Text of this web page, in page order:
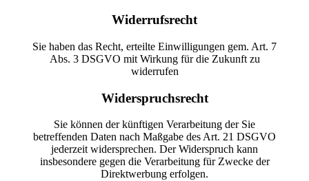
Widerrufsrecht
Sie haben das Recht, erteilte Einwilligungen gem. Art. 7
Abs. 3 DSGVO mit Wirkung für die Zukunft zu
widerrufen
Widerspruchsrecht
Sie können der künftigen Verarbeitung der Sie
betreffenden Daten nach Maßgabe des Art. 21 DSGVO
jederzeit widersprechen. Der Widerspruch kann
insbesondere gegen die Verarbeitung für Zwecke der
Direktwerbung erfolgen.